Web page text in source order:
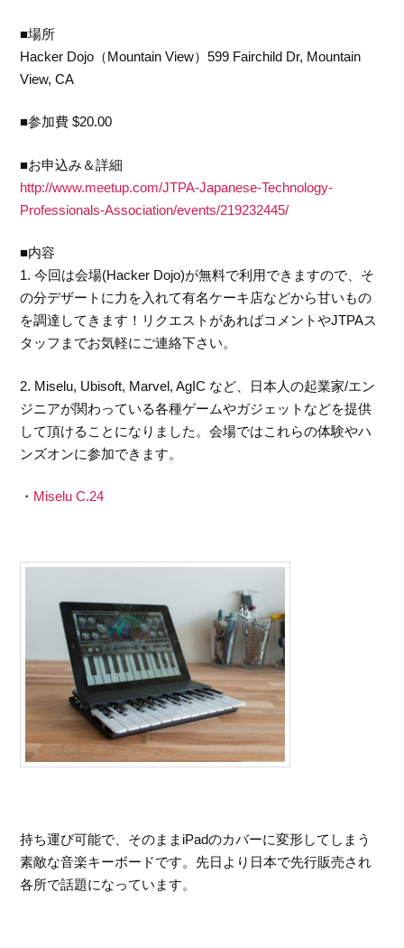
■場所
Hacker Dojo（Mountain View）599 Fairchild Dr, Mountain
View, CA
■参加費 $20.00
■お申込み＆詳細
http://www.meetup.com/JTPA-Japanese-Technology-
Professionals-Association/events/219232445/
■内容
1. 今回は会場(Hacker Dojo)が無料で利用できますので、そ
の分デザートに力を入れて有名ケーキ店などから甘いもの
を調達してきます！リクエストがあればコメントやJTPAス
タッフまでお気軽にご連絡下さい。
2. Miselu, Ubisoft, Marvel, AgIC など、日本人の起業家/エン
ジニアが関わっている各種ゲームやガジェットなどを提供
して頂けることになりました。会場ではこれらの体験やハ
ンズオンに参加できます。
・ Miselu C.24
持ち運び可能で、そのままiPadのカバーに変形してしまう
素敵な音楽キーボードです。先日より日本で先行販売され
各所で話題になっています。